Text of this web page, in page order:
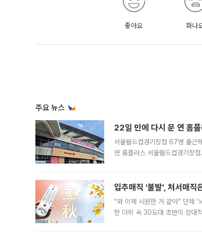
좋아요 화나
주요 뉴스
22일 만에 다시 문 연 홈
서울월드컵경기장점 67명 출근
연 홈플러스 서울월드컵경기장
입추매직 '불발', 처서매직
“와 이제 시원한 거 같아” 단체
한 더위 속 30도대 초반이 상대